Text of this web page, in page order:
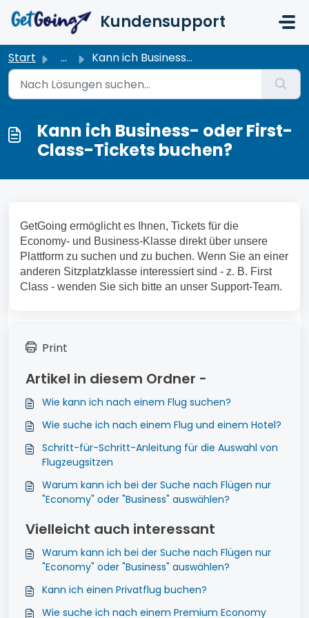
Kundensupport
Start ... Kann ich Business- oder First-Class-Tickets buchen?
Kann ich Business- oder First-
Class-Tickets buchen?
GetGoing ermöglicht es Ihnen, Tickets für die
Economy- und Business-Klasse direkt über unsere
Plattform zu suchen und zu buchen. Wenn Sie an einer
anderen Sitzplatzklasse interessiert sind - z. B. First
Class - wenden Sie sich bitte an unser Support-Team.
Print
Artikel in diesem Ordner -
Wie kann ich nach einem Flug suchen?
Wie suche ich nach einem Flug und einem Hotel?
Schritt-für-Schritt-Anleitung für die Auswahl von
Flugzeugsitzen
Warum kann ich bei der Suche nach Flügen nur
"Economy" oder "Business" auswählen?
Vielleicht auch interessant
Warum kann ich bei der Suche nach Flügen nur
"Economy" oder "Business" auswählen?
Kann ich einen Privatflug buchen?
Wie suche ich nach einem Premium Economy